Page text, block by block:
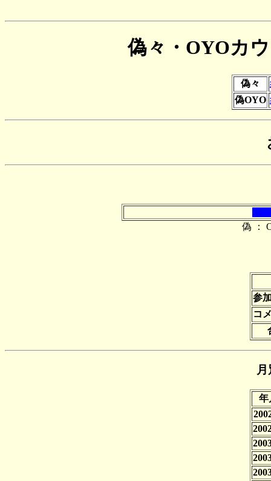
偽々・OYOカ
偽々
偽OYO
偽 ：
参
コ
年